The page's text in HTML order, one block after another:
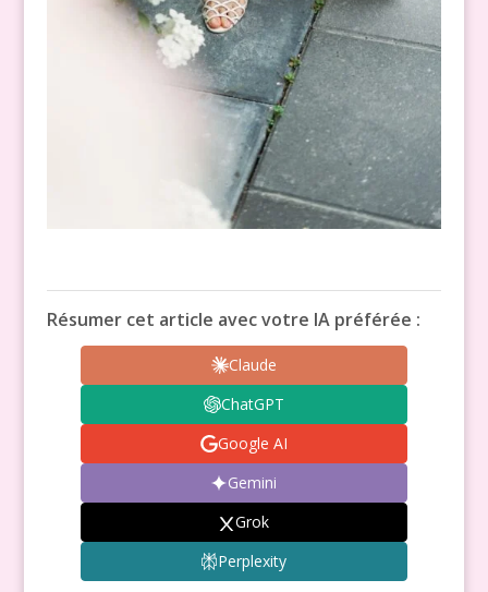
Résumer cet article avec votre IA préférée :
Claude
ChatGPT
Google AI
Gemini
Grok
Perplexity